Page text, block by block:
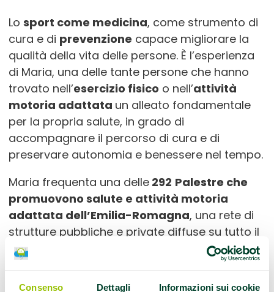
Consenso Dettagli Informazioni sui cookie
Lo sport come medicina, come strumento di
cura e di prevenzione capace migliorare la
qualità della vita delle persone. È l’esperienza
di Maria, una delle tante persone che hanno
trovato nell’esercizio fisico o nell’attività
motoria adattata un alleato fondamentale
per la propria salute, in grado di
accompagnare il percorso di cura e di
preservare autonomia e benessere nel tempo.
Maria frequenta una delle292 Palestre che
promuovono salute e attività motoria
adattata dell’Emilia-Romagna, una rete di
strutture pubbliche e private diffuse su tutto il
territorio regionale, certificate e
istituzionalmente riconosciute dal
Servizio
sanitario regionale
per sostenere la salute